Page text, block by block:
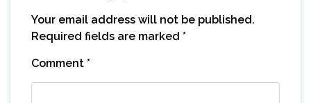
Your email address will not be published.
Required fields are marked *
Comment *